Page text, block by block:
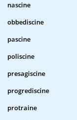
nascine
obbediscine
pascine
poliscine
presagiscine
progrediscine
protraine